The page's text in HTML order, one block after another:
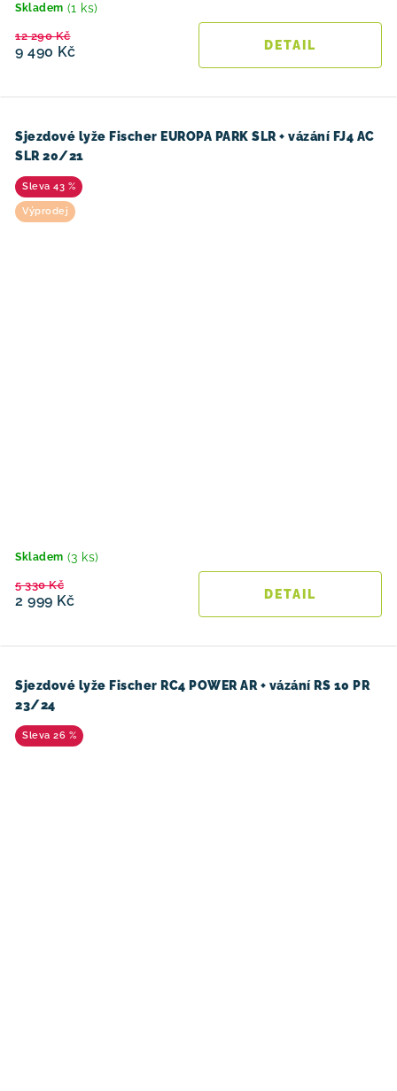
Skladem (1 ks)
9 490 Kč
12 290 Kč
Sjezdové lyže Fischer EUROPA PARK SLR + vázání FJ4 AC
SLR 20/21
43 %
Výprodej
Skladem (3 ks)
2 999 Kč
5 330 Kč
Sjezdové lyže Fischer RC4 POWER AR + vázání RS 10 PR
23/24
26 %